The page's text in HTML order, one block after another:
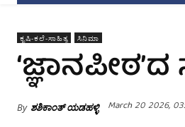
ಕೃಷಿ-ಕಲೆ-ಸಾಹಿತ್ಯ ಸಿನಿಮಾ
By ಶಶಿಕಾಂತ್ ಯಡಹಳ್ಳಿ March 20 2026,